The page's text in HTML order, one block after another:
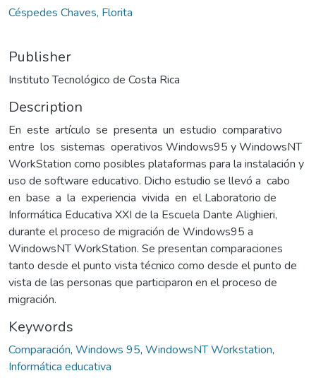
Céspedes Chaves, Florita
Publisher
Instituto Tecnológico de Costa Rica
Description
En este artículo se presenta un estudio comparativo
entre los sistemas operativos Windows95 y WindowsNT
WorkStation como posibles plataformas para la instalación y
uso de software educativo. Dicho estudio se llevó a cabo
en base a la experiencia vivida en el Laboratorio de
Informática Educativa XXI de la Escuela Dante Alighieri,
durante el proceso de migración de Windows95 a
WindowsNT WorkStation. Se presentan comparaciones
tanto desde el punto vista técnico como desde el punto de
vista de las personas que participaron en el proceso de
migración.
Keywords
Comparación, Windows 95, WindowsNT Workstation,
Informática educativa